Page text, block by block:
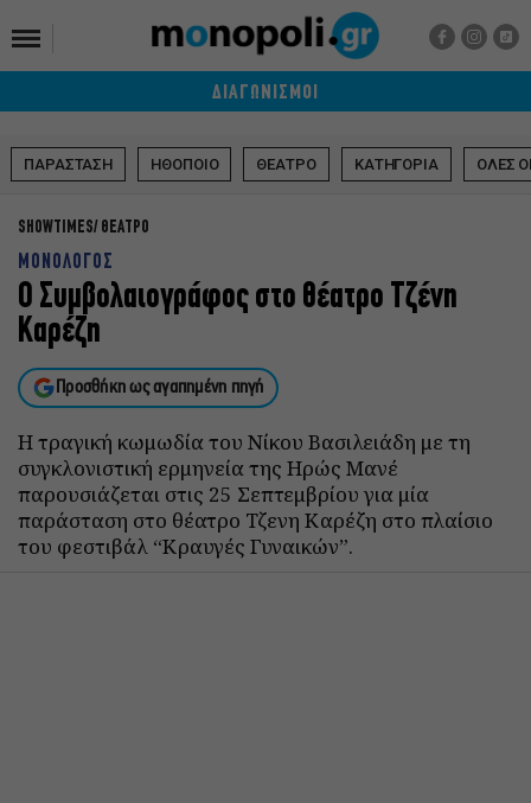
ΔΙΑΓΩΝΙΣΜΟΙ
ΠΑΡΑΣΤΑΣΗ ΗΘΟΠΟΙΟ ΘΕΑΤΡΟ ΚΑΤΗΓΟΡΙΑ ΟΛΕΣ
SHOWTIMES ΘΕΑΤΡΟ
ΜΟΝΟΛΟΓΟΣ
Ο Συμβολαιογράφος στο θέατρο Τζένη
Καρέζη
Προσθήκη ως αγαπημένη πηγή
Η τραγική κωμωδία του Νίκου Βασιλειάδη με τη
συγκλονιστική ερμηνεία της Ηρώς Μανέ
παρουσιάζεται στις 25 Σεπτεμβρίου για μία
παράσταση στο θέατρο Τζενη Καρέζη στο πλαίσιο
του φεστιβάλ “Κραυγές Γυναικών”.